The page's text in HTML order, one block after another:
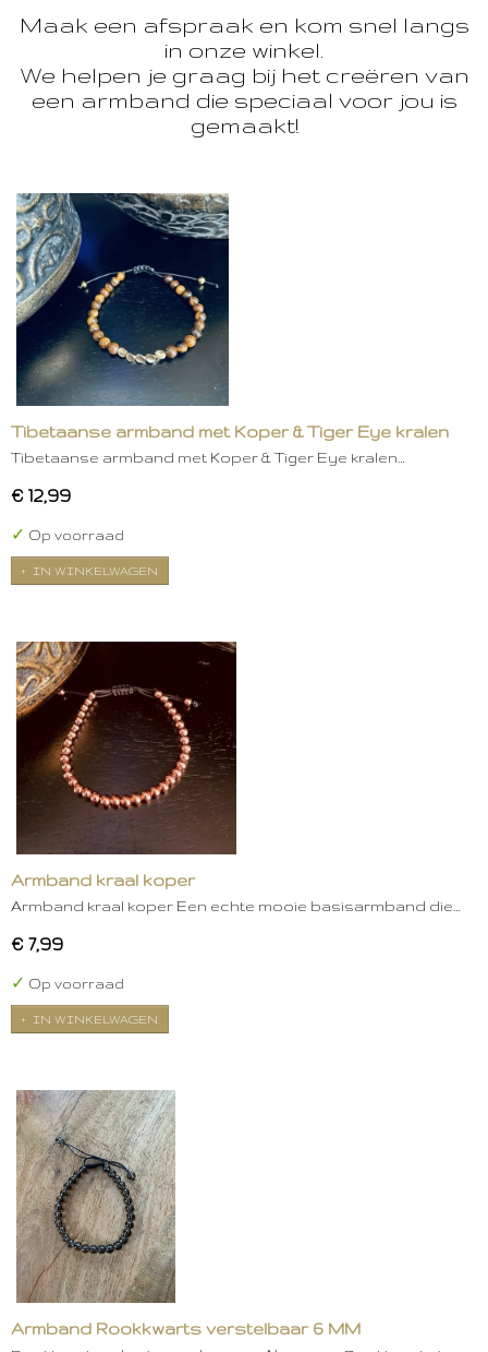
Maak een afspraak en kom snel langs
in onze winkel.
We helpen je graag bij het creëren van
een armband die speciaal voor jou is
gemaakt!
Tibetaanse armband met Koper & Tiger Eye kralen
Tibetaanse armband met Koper & Tiger Eye kralen…
€ 12,99
✓ Op voorraad
IN WINKELWAGEN
Armband kraal koper
Armband kraal koper Een echte mooie basisarmband die…
€ 7,99
✓ Op voorraad
IN WINKELWAGEN
Armband Rookkwarts verstelbaar 6 MM